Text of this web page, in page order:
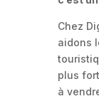
Chez
aidons
plus
à